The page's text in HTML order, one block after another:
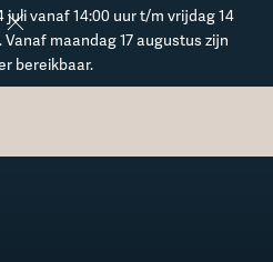
juli vanaf 14:00 uur t/m vrijdag 14
maandag 17 augustus zijn
bereikbaar.